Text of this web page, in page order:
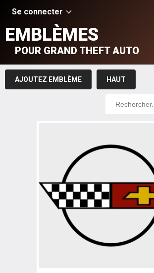
Se connecter
EMBLÈMES
POUR GRAND THEFT AUTO
AJOUTEZ EMBLÈME HAUT